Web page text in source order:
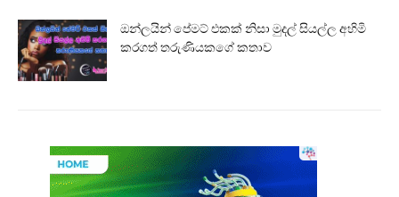
ඔන්ලයින් පේමට් එකක් නිසා මුදල් සියල්ල අහිමි
කරගත් තරුණියකගේ කතාව